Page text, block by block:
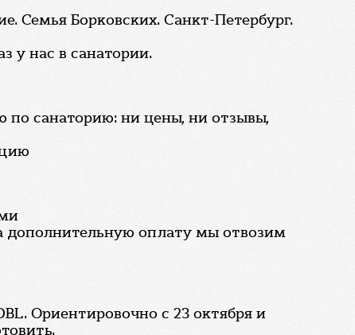
Семья Борковских. Санкт-Петербург.
у нас в санатории.
санаторию: ни цены, ни отзывы,
дополнительную оплату мы отвозим
Ориентировочно с 23 октября и